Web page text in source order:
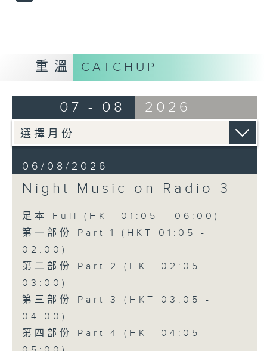
重溫 CATCHUP
07 - 08 2026
06/08/2026
Night Music on Radio 3
足本 Full (HKT 01:05 - 06:00)
第一部份 Part 1 (HKT 01:05 -
02:00)
第二部份 Part 2 (HKT 02:05 -
03:00)
第三部份 Part 3 (HKT 03:05 -
04:00)
第四部份 Part 4 (HKT 04:05 -